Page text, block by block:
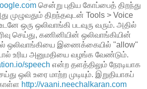
சென்று புதிய கோப்பைத் திறந்து
திறந்தவுடன் Tools > Voice
ஒரு ஒலிவாங்கி படவுரு வரும். அதில்
செய்து, கணினியின் ஒலிவாங்கியின்
ஒலிவாங்கியை இணைக்கையில் "allow"
உரிய அனுமதியை வழங்க வேண்டும்.
speech என்ற தளத்திலும் நேரடியாக
ஒலி உரை மாற்ற முடியும். இறுதியாகப்
http://vaani.neechalkaran.com